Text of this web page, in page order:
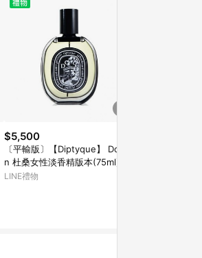
$5,500
〔平輸版〕【Diptyque】 Do So
n 杜桑女性淡香精版本(75ml)
LINE禮物